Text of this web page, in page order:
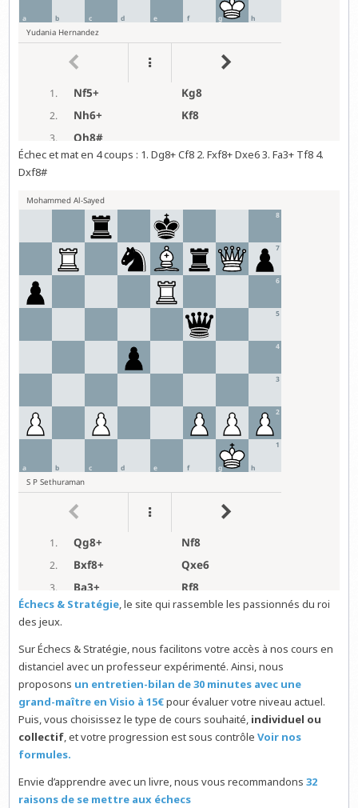
Échec et mat en 4 coups : 1. Dg8+ Cf8 2. Fxf8+ Dxe6 3. Fa3+ Tf8 4.
Dxf8#
Échecs & Stratégie, le site qui rassemble les passionnés du roi
des jeux.
Sur Échecs & Stratégie, nous facilitons votre accès à nos cours en
distanciel avec un professeur expérimenté. Ainsi, nous
proposons un entretien-bilan de 30 minutes avec une
grand-maître en Visio à 15€pour évaluer votre niveau actuel.
Puis, vous choisissez le type de cours souhaité, individuel ou
collectif, et votre progression est sous contrôleVoir nos
formules.
Envie d’apprendre avec un livre, nous vous recommandons32
raisons de se mettre aux échecs